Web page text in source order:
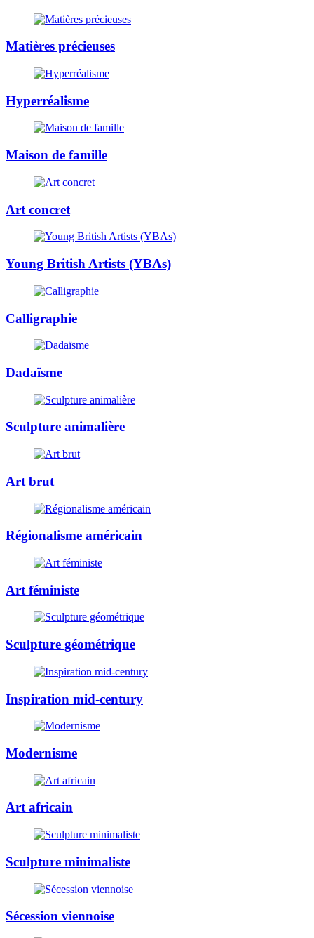
Matières précieuses
Hyperréalisme
Maison de famille
Art concret
Young British Artists (YBAs)
Calligraphie
Dadaïsme
Sculpture animalière
Art brut
Régionalisme américain
Art féministe
Sculpture géométrique
Inspiration mid-century
Modernisme
Art africain
Sculpture minimaliste
Sécession viennoise